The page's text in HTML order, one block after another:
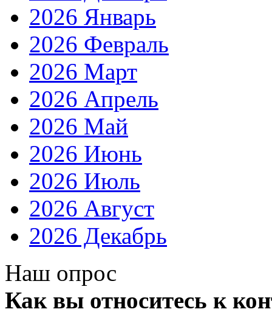
2026 Январь
2026 Февраль
2026 Март
2026 Апрель
2026 Май
2026 Июнь
2026 Июль
2026 Август
2026 Декабрь
Наш опрос
Как вы относитесь к